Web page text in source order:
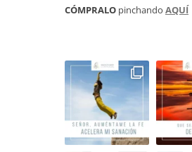
CÓMPRALO pinchando AQUÍ